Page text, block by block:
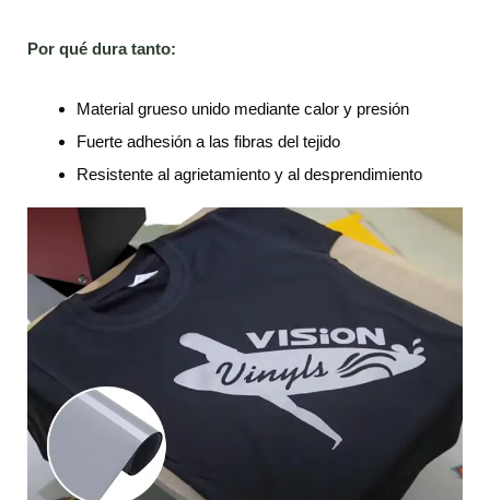
Por qué dura tanto:
Material grueso unido mediante calor y presión
Fuerte adhesión a las fibras del tejido
Resistente al agrietamiento y al desprendimiento